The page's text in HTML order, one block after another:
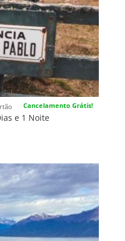
Cancelamento Grátis!
e 1 Noite